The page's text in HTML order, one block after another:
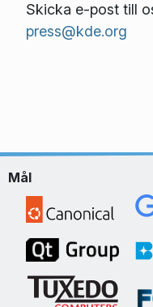
Skicka e-post till
press@kde.org
Mål